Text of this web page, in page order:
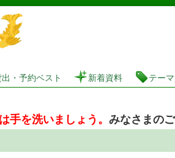
図書館 蔵書検索・予約システム
出・予約ベスト 新着資料 テー
手を洗いましょう。 みなさまの